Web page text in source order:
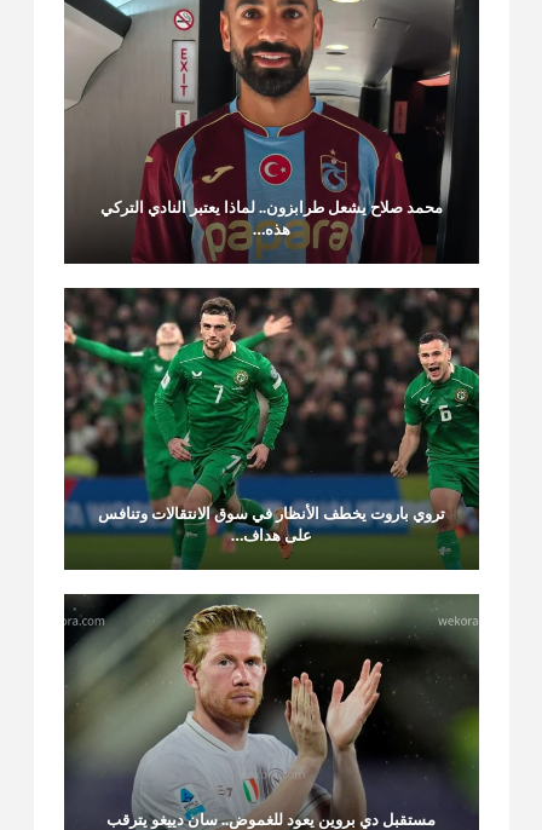
محمد صلاح يشعل طرابزون.. لماذا يعتبر النادي التركي
هذه…
تروي باروت يخطف الأنظار في سوق الانتقالات وتنافس
على هداف…
مستقبل دي بروين يعود للغموض.. سان دييغو يترقب